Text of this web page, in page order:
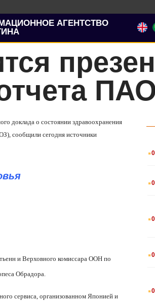
АГЕНТСТВО
доклада о состоянии здравоохранения
сообщили сегодня источники
и Верховного комиссара ООН по
Обрадора.
сервиса, организованном Японией и
.
.
.
.
.